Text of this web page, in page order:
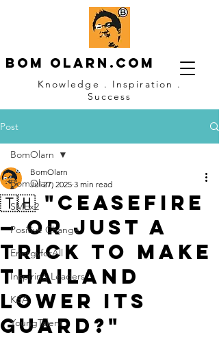
Bom OLARN.com
Knowledge . Inspiration .
Success
Post
BomOlarn
SMEx2
Positive Change
EnergyforAll
Inspiring Leaders
KSA
YoungTalent
BomOlarn
🇹🇭 "Ceasefire
— or just a
trick to make
Thailand
lower its
guard?"
BomOlarn
Jul 27, 2025 3 min read